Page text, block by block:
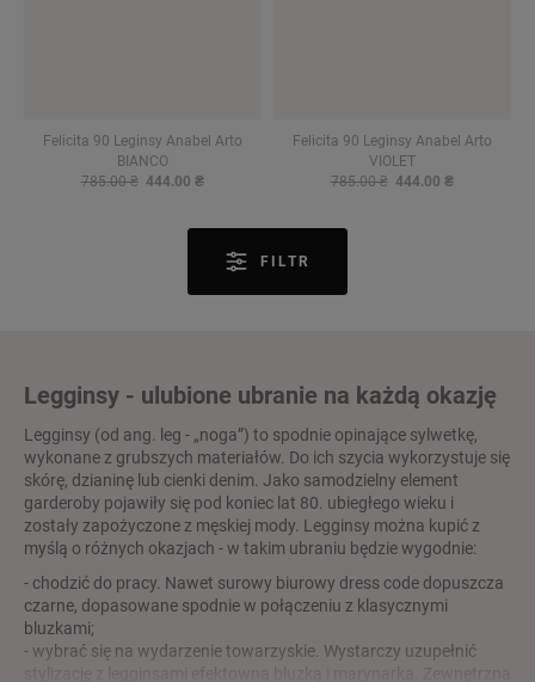
Felicita 90 Leginsy Anabel Arto
BIANCO
785.00 ₴ 444.00 ₴
Felicita 90 Leginsy Anabel Arto
VIOLET
785.00 ₴ 444.00 ₴
FILTR
Legginsy - ulubione ubranie na każdą okazję
Legginsy (od ang. leg - „noga”) to spodnie opinające sylwetkę,
wykonane z grubszych materiałów. Do ich szycia wykorzystuje się
skórę, dzianinę lub cienki denim. Jako samodzielny element
garderoby pojawiły się pod koniec lat 80. ubiegłego wieku i
zostały zapożyczone z męskiej mody. Legginsy można kupić z
myślą o różnych okazjach - w takim ubraniu będzie wygodnie:
- chodzić do pracy. Nawet surowy biurowy dress code dopuszcza
czarne, dopasowane spodnie w połączeniu z klasycznymi
bluzkami;
- wybrać się na wydarzenie towarzyskie. Wystarczy uzupełnić
stylizację z legginsami efektowną bluzką i marynarką. Zewnętrzna